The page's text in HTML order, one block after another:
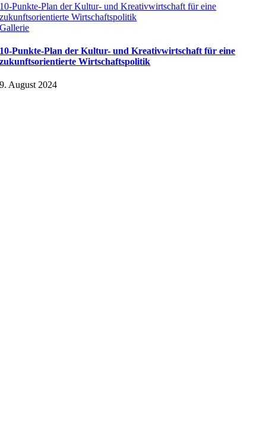
10-Punkte-Plan der Kultur- und Kreativwirtschaft für eine
zukunftsorientierte Wirtschaftspolitik
Gallerie
10-Punkte-Plan der Kultur- und Kreativwirtschaft für eine
zukunftsorientierte Wirtschaftspolitik
9. August 2024